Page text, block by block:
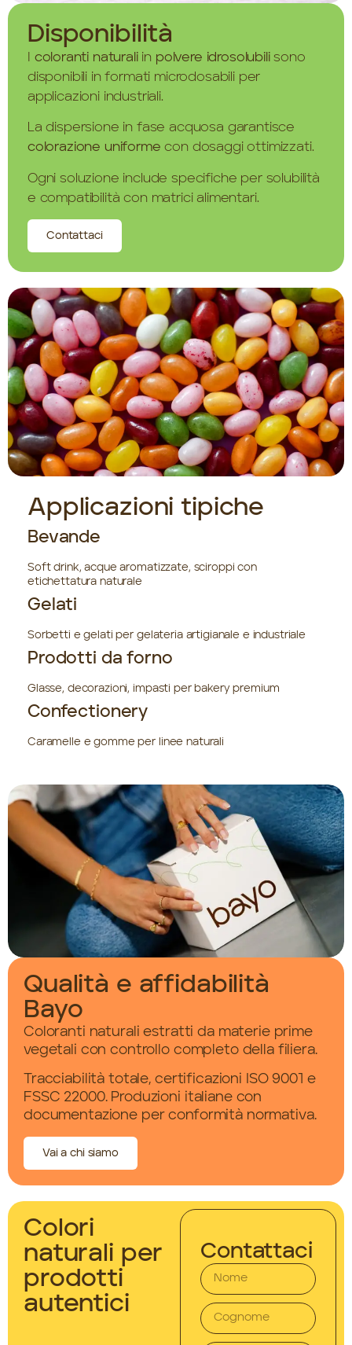
Disponibilità
coloranti naturaliin polvere idrosolubilisono
disponibili in formati microdosabili per
applicazioni industriali.
La dispersione in fase acquosa garantisce
colorazione uniforme con dosaggi ottimizzati.
Ogni soluzione include specifiche per solubilità
e compatibilità con matrici alimentari.
Contattaci
Applicazioni tipiche
Bevande
Soft drink, acque aromatizzate, sciroppi con
etichettatura naturale
Gelati
Sorbetti e gelati per gelateria artigianale e industriale
Prodotti da forno
Glasse, decorazioni, impasti per bakery premium
Confectionery
Caramelle e gomme per linee naturali
Qualità e affidabilità
Bayo
Coloranti naturali estratti da materie prime
vegetali con controllo completo della filiera.
Tracciabilità totale, certificazioni ISO 9001 e
FSSC 22000. Produzioni italiane con
documentazione per conformità normativa.
Vai a chi siamo
Colori
naturali per
prodotti
autentici
Contattaci